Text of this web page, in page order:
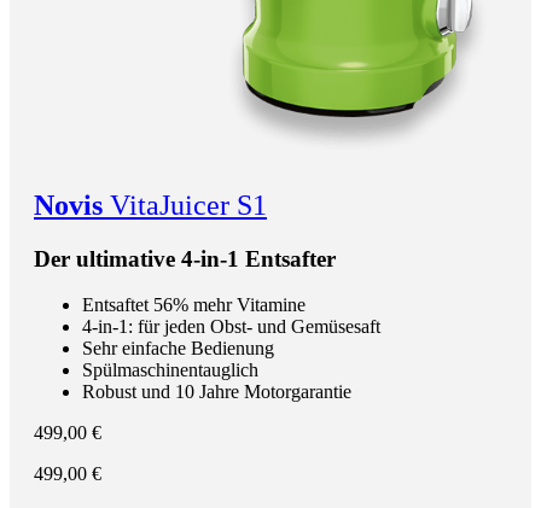
Novis VitaJuicer S1
Der ultimative 4-in-1 Entsafter
Entsaftet 56% mehr Vitamine
4-in-1: für jeden Obst- und Gemüsesaft
Sehr einfache Bedienung
Spülmaschinentauglich
Robust und 10 Jahre Motorgarantie
499,00 €
499,00 €